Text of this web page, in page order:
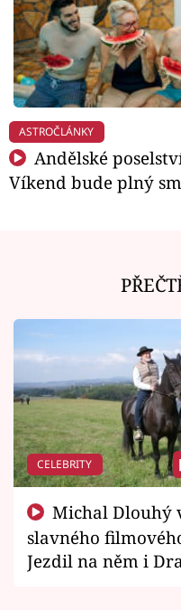
ASTROČLÁNKY
Andělské
Víkend bude plný
CELEBRITY
slavného
Jezdil na něm i